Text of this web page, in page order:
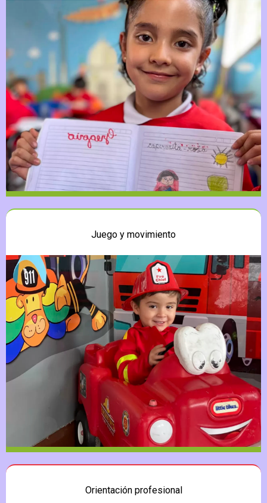
Juego y movimiento
Orientación profesional